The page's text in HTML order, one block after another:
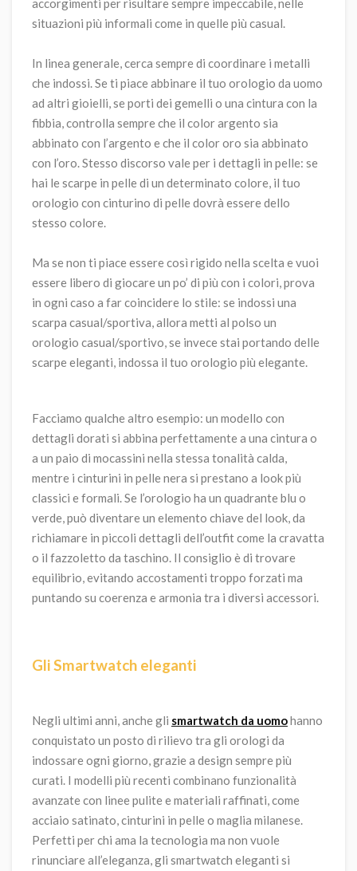
accorgimenti per risultare sempre impeccabile, nelle
situazioni più informali come in quelle più casual.
In linea generale, cerca sempre di coordinare i metalli
che indossi. Se ti piaceabbinare il tuo orologio da uomo
ad altri gioielli, se porti dei gemelli o una cintura con la
fibbia, controlla sempre che il color argento sia
abbinato con l’argento e che il color oro sia abbinato
con l’oro. Stesso discorso vale per i dettagli in pelle: se
hai le scarpe in pelle di un determinato colore, il tuo
orologio con cinturino di pelle dovrà essere dello
stesso colore.
Ma se non ti piace essere così rigido nella scelta e vuoi
essere libero di giocare un po’ di più con i colori, prova
in ogni caso a far coincidere lo stile: se indossi una
scarpa casual/sportiva, allora metti al polso un
orologio casual/sportivo, se invece stai portando delle
scarpe eleganti, indossa il tuo orologio più elegante.
Facciamo qualche altro esempio: un modello con
dettagli dorati si abbina perfettamente a una cintura o
a un paio di mocassini nella stessa tonalità calda,
mentre i cinturini in pelle nera si prestano a look più
classici e formali. Se l’orologio ha un quadrante blu o
verde, può diventare un elemento chiave del look, da
richiamare in piccoli dettagli dell’outfit come la cravatta
o il fazzoletto da taschino. Il consiglio è di trovare
equilibrio, evitando accostamenti troppo forzati ma
puntando su coerenza e armonia tra i diversi accessori.
Gli Smartwatch eleganti
Negli ultimi anni, anche gli smartwatch da uomohanno
conquistato un posto di rilievo tra gli orologi da
indossare ogni giorno, grazie a design sempre più
curati. I modelli più recenti combinano funzionalità
avanzate con linee pulite e materiali raffinati, come
acciaio satinato, cinturini in pelle o maglia milanese.
Perfetti per chi ama la tecnologia ma non vuole
rinunciare all’eleganza, gli smartwatch eleganti si